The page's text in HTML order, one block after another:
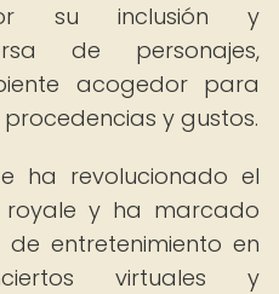
su inclusión y
de personajes,
acogedor para
y gustos.
ha revolucionado el
y ha marcado
entretenimiento en
virtuales y